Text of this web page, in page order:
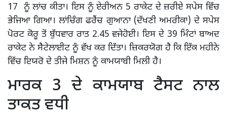
17 ਨੂੰ ਲਾਂਚ ਕੀਤਾ। ਇਸ ਨੂੰ ਏਰੀਅਨ 5 ਰਾਕੇਟ ਦੇ ਜ਼ਰੀਏ ਸਪੇਸ ਵਿੱਚ
ਭੇਜਿਆ ਗਿਆ। ਲਾਂਚਿੰਗ ਫਰੈਂਚ ਗੁਆਨਾ (ਦੱਖਣੀ ਅਮਰੀਕਾ) ਦੇ ਸਪੇਸ
ਪੋਰਟ ਕੋਰੂ ਤੋਂ ਬੁੱਧਵਾਰ ਰਾਤ 2.45 ਵਜੇਹੋਈ। ਇਸ ਦੇ 39 ਮਿੰਟਾਂ ਬਾਅਦ
ਰਾਕੇਟ ਨੇ ਸੈਟੇਲਾਈਟ ਨੂੰ ਵੱਖ ਕਰ ਦਿੱਤਾ। ਜ਼ਿਕਰਯੋਗ ਹੈ ਕਿ ਇੱਕ ਮਹੀਨੇ
ਵਿੱਚ ਇਯਰੋ ਦੇ ਤੀਜੇ ਮਿਸ਼ਨ ਨੂੰ ਕਾਮਯਾਬੀ ਮਿਲੀ ਹੈ।
ਮਾਰਕ 3 ਦੇ ਕਾਮਯਾਬ ਟੈਸਟ ਨਾਲ
ਤਾਕਤ ਵਧੀ